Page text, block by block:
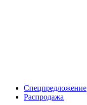
Спецпредложение
Распродажа